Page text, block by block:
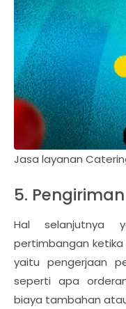
Jasa layanan
5.
Hal selanjutnya
pertimbangan
yaitu pengerjaan
seperti apa
biaya tambahan